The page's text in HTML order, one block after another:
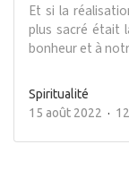
Et si la
plus sacré était
bonheur et à
Spiritualité
15 août 2022